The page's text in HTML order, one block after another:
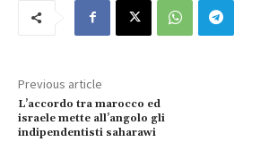
Previous article
L’accordo tra marocco ed
israele mette all’angolo gli
indipendentisti saharawi